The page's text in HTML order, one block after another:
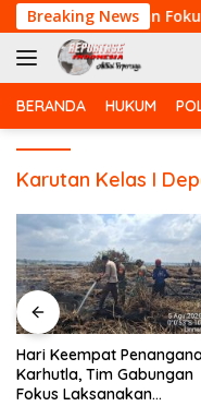
Langsung
ke
konten
Breaking News
Tim Gabungan Fokus
BERANDA HUKUM
Karutan Kelas I
Hari Keempat
Karhutla, Tim Gabungan
Fokus Laksanakan